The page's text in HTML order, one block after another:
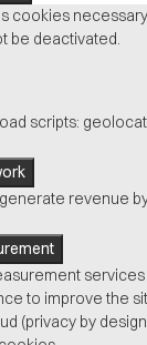
cookies
be deactivated.
scripts:
revenue
to improve the
(privacy by